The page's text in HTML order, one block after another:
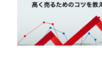
インの『ブルーレー
ル』なども展開し、
層の人気を持つブラ